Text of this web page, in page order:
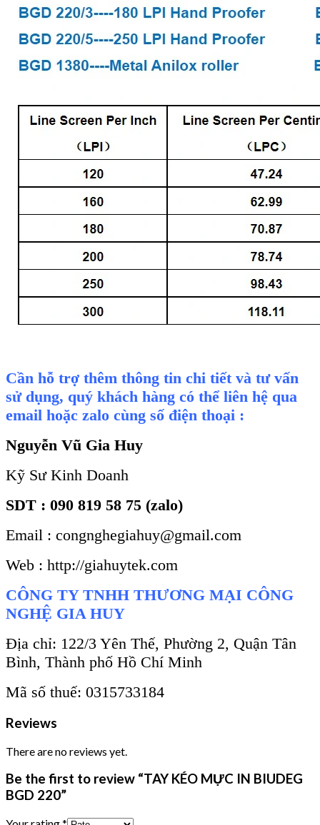
Cần hỗ trợ thêm thông tin chi tiết và tư vấn
sử dụng, quý khách hàng có thể liên hệ qua
email hoặc zalo cùng số điện thoại :
Nguyễn Vũ Gia Huy
Kỹ Sư Kinh Doanh
SDT : 090 819 58 75 (zalo)
Email : congnghegiahuy@gmail.com
Web : http://giahuytek.com
CÔNG TY TNHH THƯƠNG MẠI CÔNG
NGHỆ GIA HUY
Địa chỉ: 122/3 Yên Thế, Phường 2, Quận Tân
Bình, Thành phố Hồ Chí Minh
Mã số thuế: 0315733184
Reviews
There are no reviews yet.
Be the first to review “TAY KÉO MỰC IN BIUDEG
BGD 220”